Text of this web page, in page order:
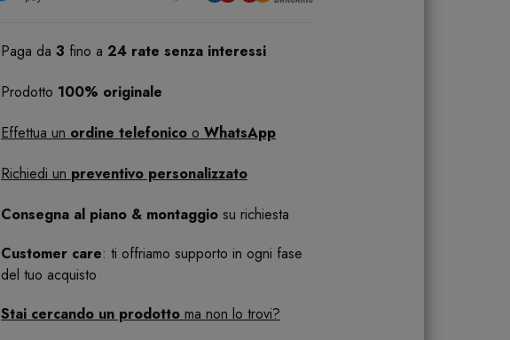
Paga da 3 fino a 24 rate senza interessi
Prodotto 100% originale
Effettua un ordine telefonico o WhatsApp
Richiedi un preventivo personalizzato
Consegna al piano & montaggio su richiesta
Customer care: ti offriamo supporto in ogni fase
del tuo acquisto
Stai cercando un prodotto ma non lo trovi?